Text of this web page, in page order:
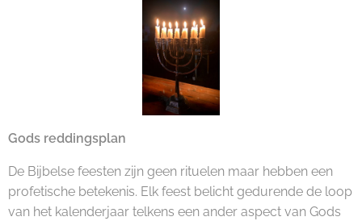
Gods reddingsplan
De Bijbelse feesten zijn geen rituelen maar hebben een
profetische betekenis. Elk feest belicht gedurende de loop
van het kalenderjaar telkens een ander aspect van Gods